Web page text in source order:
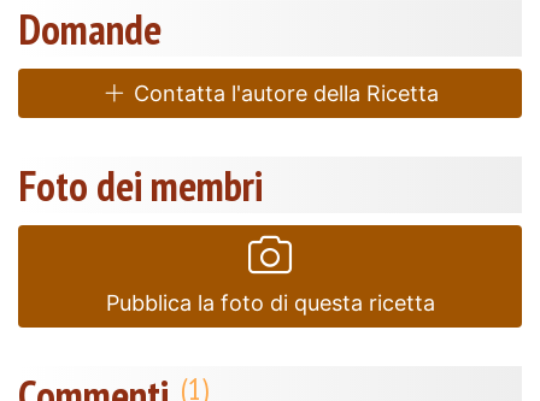
Domande
Contatta l'autore della Ricetta
Foto dei membri
Pubblica la foto di questa ricetta